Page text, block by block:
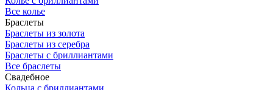
Все колье
Браслеты
Браслеты из золота
Браслеты из серебра
Браслеты с бриллиантами
Все браслеты
Свадебное
Кольца с бриллиантами